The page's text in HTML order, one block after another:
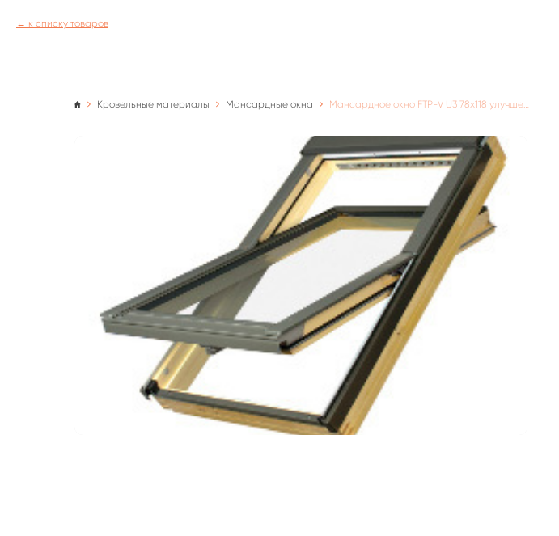
к списку товаров
Кровельные материалы Мансардные окна Мансардное окно FTP-V U3 78х118 улучшенная модель с 1-камерным стеклопакетом